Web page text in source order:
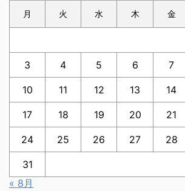
月 火 水 木 金
3 4 5 6 7
10 11 12 13 14
17 18 19 20 21
24 25 26 27 28
31
« 8月